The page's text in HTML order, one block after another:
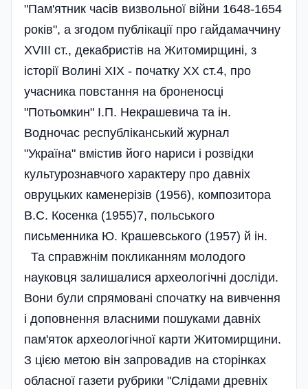
"Пам'ятник часів визвольної війни 1648-1654
років", а згодом публікації про гайдамаччину
ХVІІІ ст., декабристів на Житомирщині, з
історії Волині ХІХ - початку ХХ ст.4, про
учасника повстання на броненосці
"Потьомкин" І.П. Некрашевича та ін.
Водночас республіканський журнал
"Україна" вмістив його нариси і розвідки
культурознавчого характеру про давніх
овруцьких каменерізів (1956), композитора
В.С. Косенка (1955)7, польського
письменника Ю. Крашевського (1957) й ін.
Та справжнім покликанням молодого
науковця залишалися археологічні досліди.
Вони були спрямовані спочатку на вивчення
і доповнення власними пошуками давніх
пам'яток археологічної карти Житомирщини.
З цією метою він запровадив на сторінках
обласної газети рубрики "Слідами древніх